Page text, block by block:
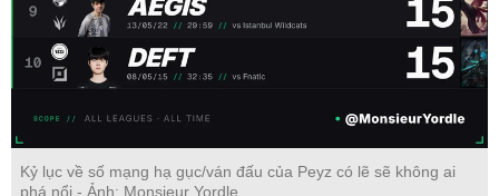
Kỷ lục về số mạng hạ gục/ván đấu của Peyz có lẽ sẽ không ai
phá nổi - Ảnh: Monsieur Yordle.